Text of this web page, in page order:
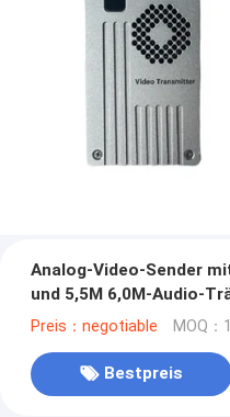
Analog-Video-Sender
und 5,5M 6,0M-Audio-
Preis：negotiable MOQ
Bestpreis